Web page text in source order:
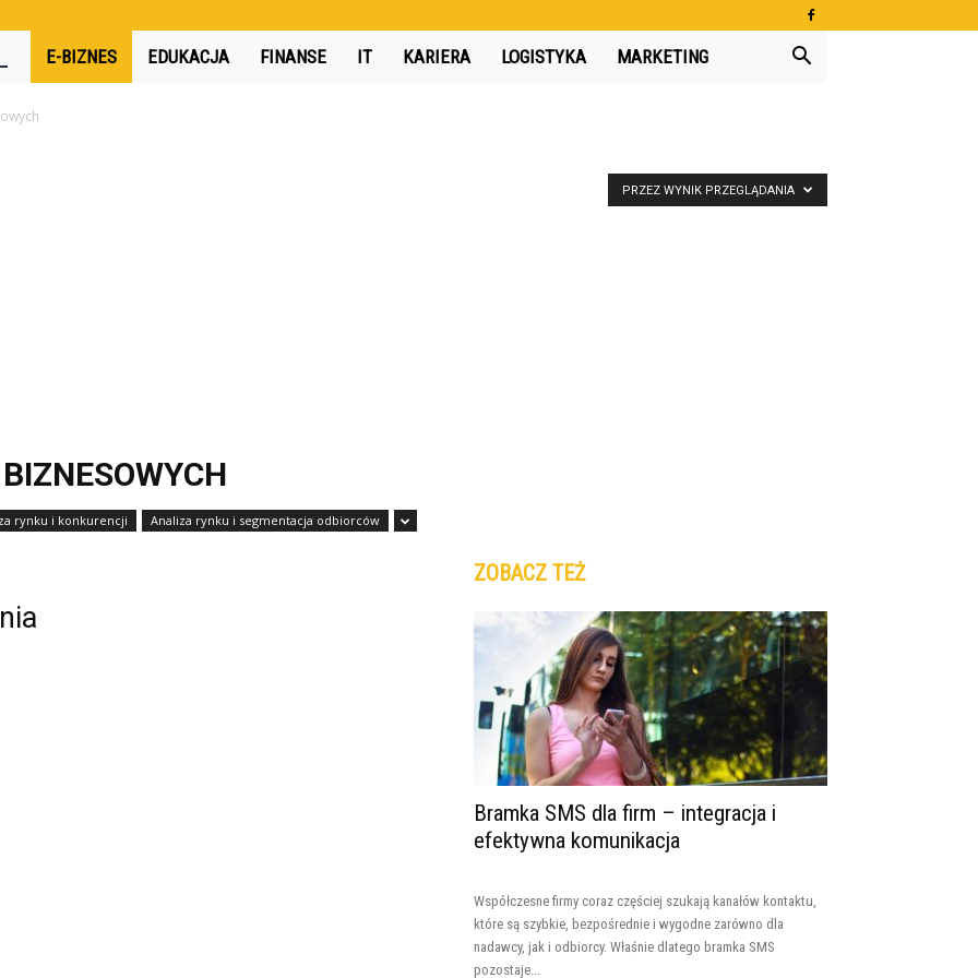
360interactive.pl
E-BIZNES EDUKACJA FINANSE IT KARIERA LOGISTYKA MARKETING
rynku i konkurencji Analiza rynku i segmentacja odbiorców
PRZEZ WYNIK PRZEGLĄDANIA
ZOBACZ TEŻ
Bramka SMS dla firm – integracja i
efektywna komunikacja
Współczesne firmy coraz częściej szukają kanałów kontaktu,
które są szybkie, bezpośrednie i wygodne zarówno dla
nadawcy, jak i odbiorcy. Właśnie dlatego bramka SMS
pozostaje...